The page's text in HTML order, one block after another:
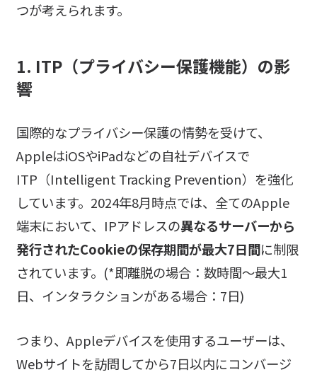
つが考えられます。
1. ITP（プライバシー保護機能）の影
響
国際的なプライバシー保護の情勢を受けて、
AppleはiOSやiPadなどの自社デバイスで
ITP（Intelligent Tracking Prevention）を強化
しています。2024年8月時点では、全てのApple
端末において、IPアドレスの異なるサーバーから
発行されたCookieの保存期間が最大7日間に制限
されています。(*即離脱の場合：数時間～最大1
日、インタラクションがある場合：7日)
つまり、Appleデバイスを使用するユーザーは、
Webサイトを訪問してから7日以内にコンバージ